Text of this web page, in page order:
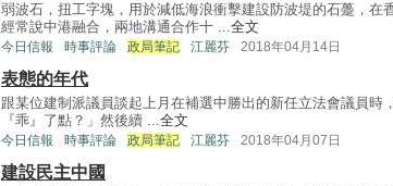
弱波石，扭工字塊，用於減低海浪衝擊建設防波堤的石躉，在
經常說中港融合，兩地溝通合作十 ...全文
今日信報 時事評論 政局筆記 江麗芬 2018年04月14日
表態的年代
跟某位建制派議員談起上月在補選中勝出的新任立法會議員時
『乖』了點？」然後續 ...全文
今日信報 時事評論 政局筆記 江麗芬 2018年04月07日
建設民主中國